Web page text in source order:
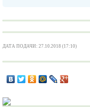
ДАТА ПОДАЧИ: 27.10.2018 (17:10)